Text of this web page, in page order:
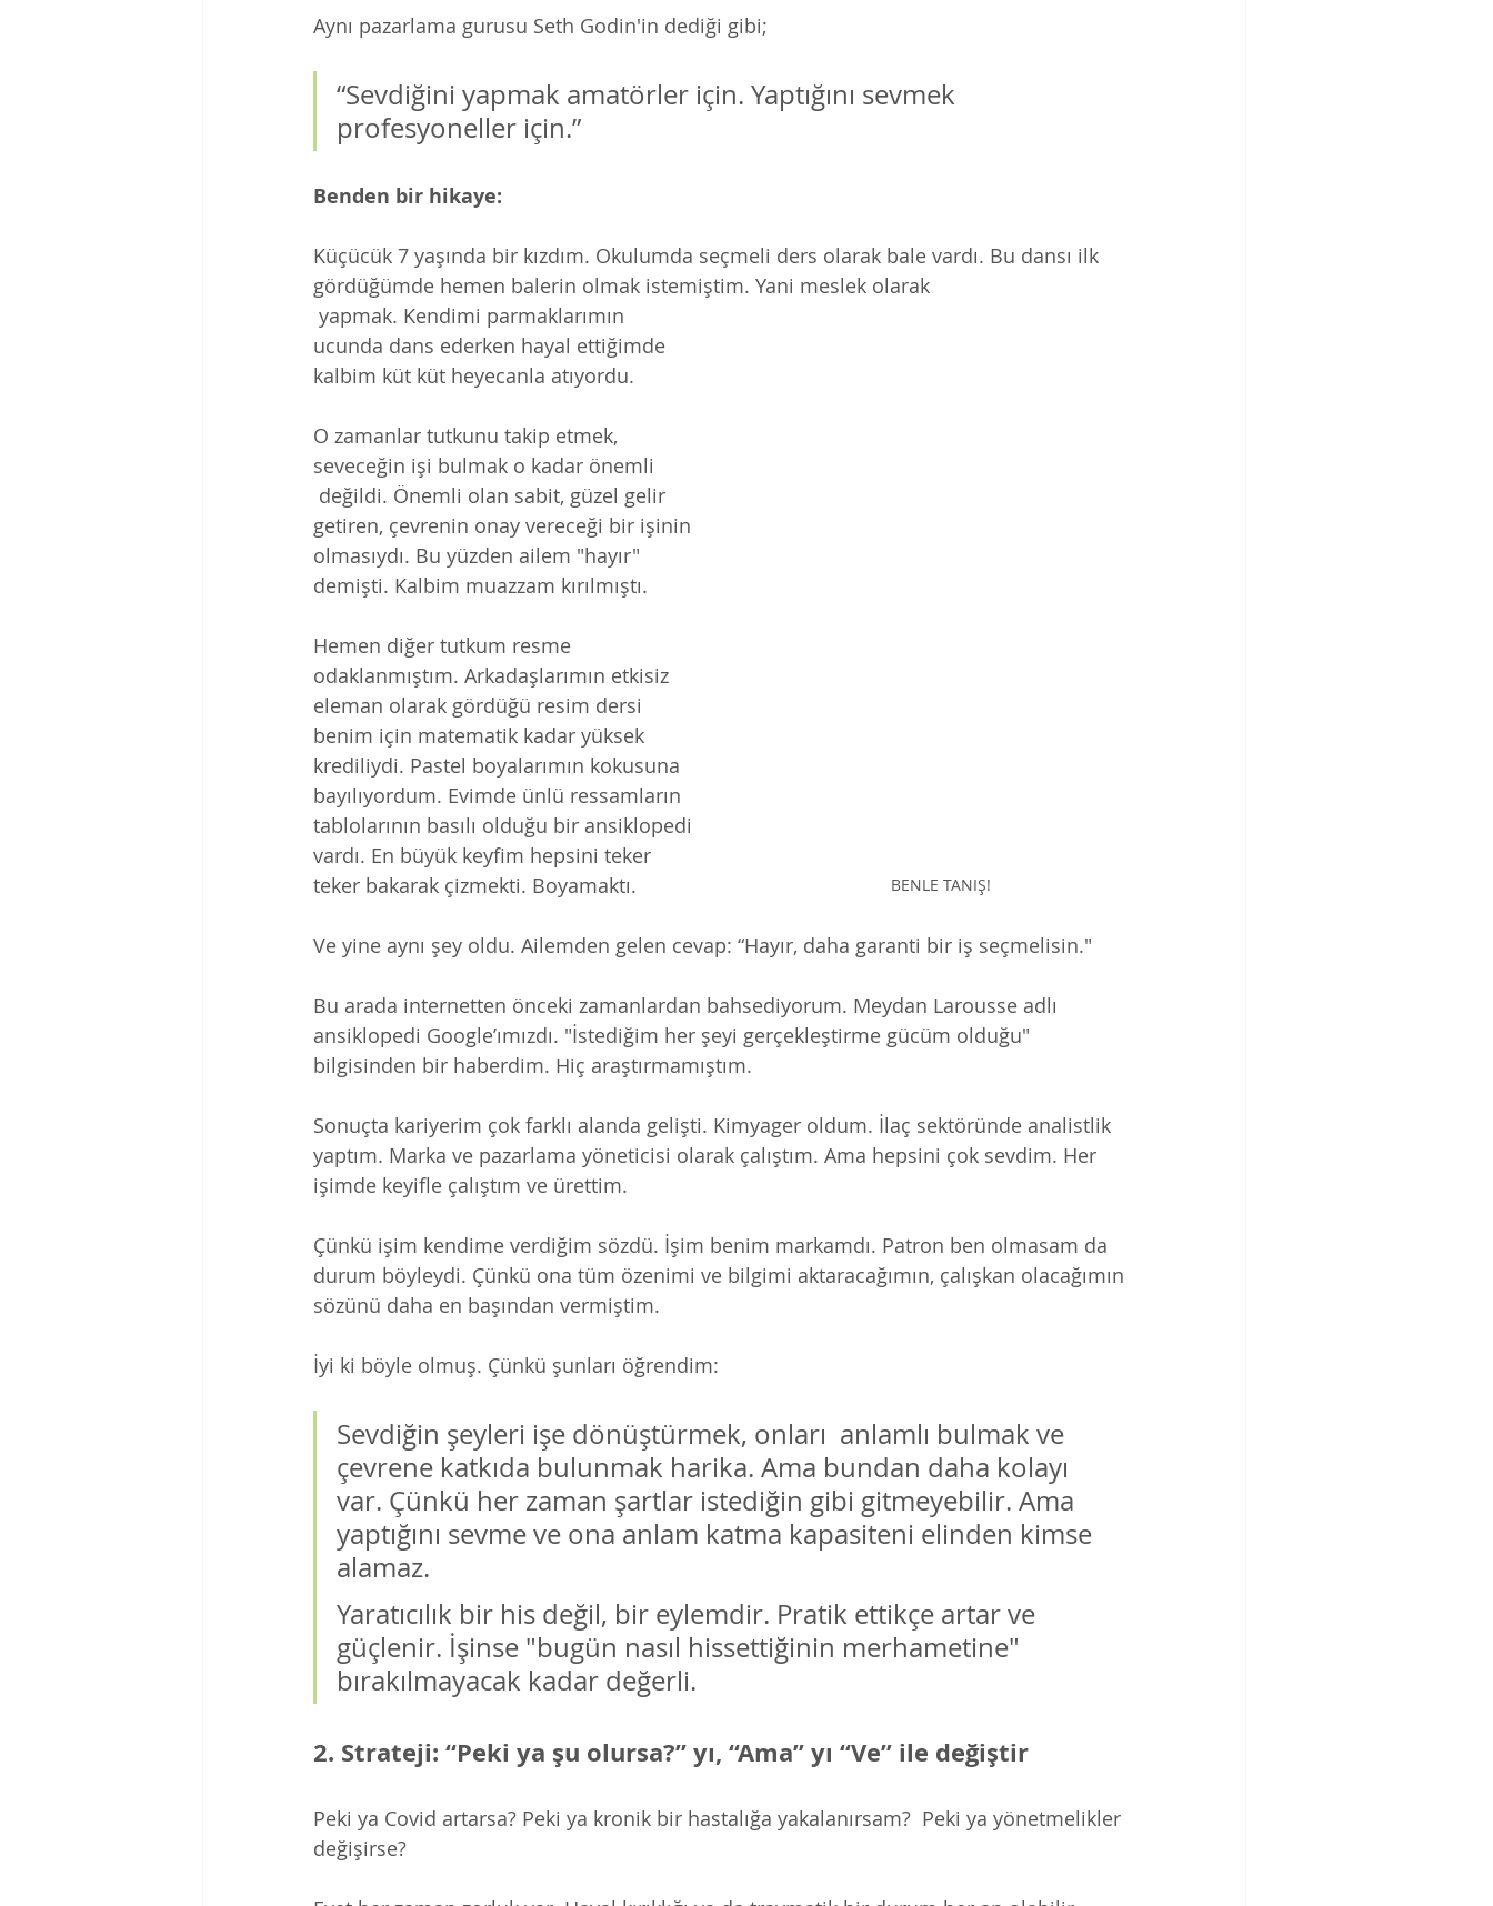
Aynı pazarlama gurusu Seth Godin'in dediği gibi;
“Sevdiğini yapmak amatörler için. Yaptığını sevmek
profesyoneller için.”
Benden bir hikaye:
Küçücük 7 yaşında bir kızdım. Okulumda seçmeli ders olarak bale vardı. Bu dansı ilk
gördüğümde hemen balerin olmak istemiştim. Yani meslek olarak
BENLE TANIŞ!
ucunda dans ederken hayal ettiğimde
kalbim küt küt heyecanla atıyordu.
O zamanlar tutkunu takip etmek,
seveceğin işi bulmak o kadar önemli
getiren, çevrenin onay vereceği bir işinin
olmasıydı. Bu yüzden ailem "hayır"
demişti. Kalbim muazzam kırılmıştı.
Hemen diğer tutkum resme
odaklanmıştım. Arkadaşlarımın etkisiz
eleman olarak gördüğü resim dersi
benim için matematik kadar yüksek
krediliydi. Pastel boyalarımın kokusuna
bayılıyordum. Evimde ünlü ressamların
tablolarının basılı olduğu bir ansiklopedi
vardı. En büyük keyfim hepsini teker
teker bakarak çizmekti. Boyamaktı.
Ve yine aynı şey oldu. Ailemden gelen cevap: “Hayır, daha garanti bir iş seçmelisin."
Bu arada internetten önceki zamanlardan bahsediyorum. Meydan Larousse adlı
ansiklopedi Google’ımızdı. "İstediğim her şeyi gerçekleştirme gücüm olduğu"
bilgisinden bir haberdim. Hiç araştırmamıştım.
Sonuçta kariyerim çok farklı alanda gelişti. Kimyager oldum. İlaç sektöründe analistlik
yaptım. Marka ve pazarlama yöneticisi olarak çalıştım. Ama hepsini çok sevdim. Her
işimde keyifle çalıştım ve ürettim.
Çünkü işim kendime verdiğim sözdü. İşim benim markamdı. Patron ben olmasam da
durum böyleydi. Çünkü ona tüm özenimi ve bilgimi aktaracağımın, çalışkan olacağımın
sözünü daha en başından vermiştim.
İyi ki böyle olmuş. Çünkü şunları öğrendim:
Sevdiğin şeyleri işe dönüştürmek, onları  anlamlı bulmak ve
çevrene katkıda bulunmak harika. Ama bundan daha kolayı
var. Çünkü her zaman şartlar istediğin gibi gitmeyebilir. Ama
yaptığını sevme ve ona anlam katma kapasiteni elinden kimse
alamaz.
Yaratıcılık bir his değil, bir eylemdir. Pratik ettikçe artar ve
güçlenir. İşinse "bugün nasıl hissettiğinin merhametine"
bırakılmayacak kadar değerli.
2. Strateji: “Peki ya şu olursa?” yı, “Ama” yı “Ve” ile değiştir
Peki ya Covid artarsa? Peki ya kronik bir hastalığa yakalanırsam?  Peki ya yönetmelikler
değişirse?